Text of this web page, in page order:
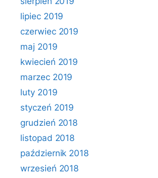
lipiec 2019
czerwiec 2019
maj 2019
kwiecień 2019
marzec 2019
luty 2019
styczeń 2019
grudzień 2018
listopad 2018
październik 2018
wrzesień 2018